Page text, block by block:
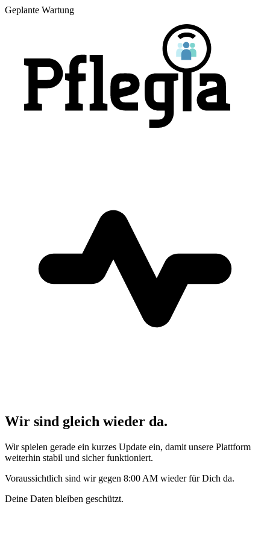
Geplante Wartung
Wir sind gleich wieder da.
Wir spielen gerade ein kurzes Update ein, damit unsere Plattform
weiterhin stabil und sicher funktioniert.
Voraussichtlich sind wir gegen 8:00 AM wieder für Dich da.
Deine Daten bleiben geschützt.